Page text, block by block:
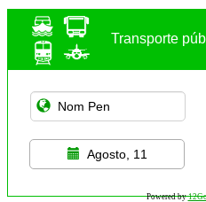
Transporte
Agosto, 11
Powered by